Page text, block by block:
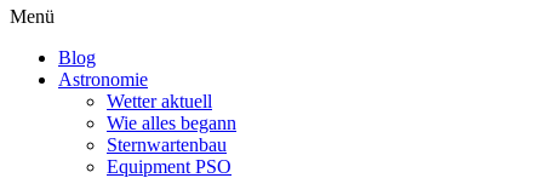
Menü
Blog
Astronomie
Wetter aktuell
Wie alles begann
Sternwartenbau
Equipment PSO